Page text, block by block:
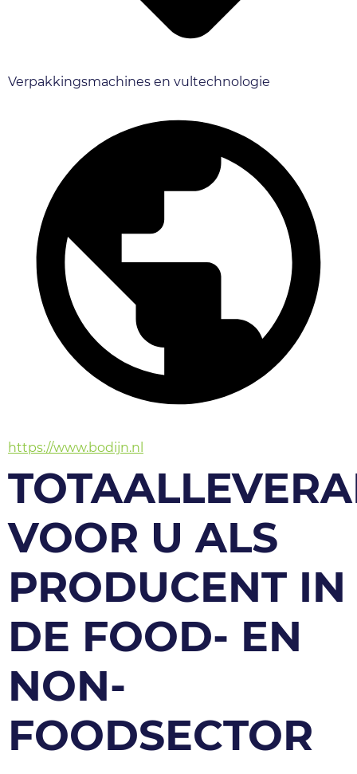
Verpakkingsmachines en vultechnologie
https://www.bodijn.nl
VOOR U ALS
PRODUCENT IN
DE FOOD- EN
NON-
FOODSECTOR